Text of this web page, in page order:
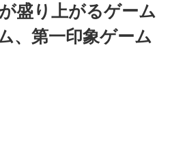
盛り上がるゲーム
、第一印象ゲーム